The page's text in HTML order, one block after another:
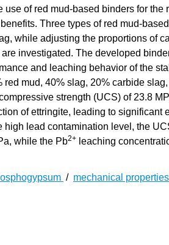
of red mud-based binders for the
Three types of red mud-
while adjusting the proportions of
investigated. The developed
and leaching behavior of the
mud, 40% slag, 20% carbide
strength (UCS) of 23.8
of ettringite, leading to significant
lead contamination level, the
while the Pb2+ leaching
/ mechanical properties